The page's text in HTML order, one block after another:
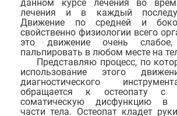
данном курсе лечения во
лечения и в каждый
Движение по средней и
свойственно физиологии всего
это движение очень
пальпировать в любом месте на
Представляю процесс, по
использование этого
диагностического
обращается к остеопату с
соматическую дисфункцию в
части тела. Остеопат кладет